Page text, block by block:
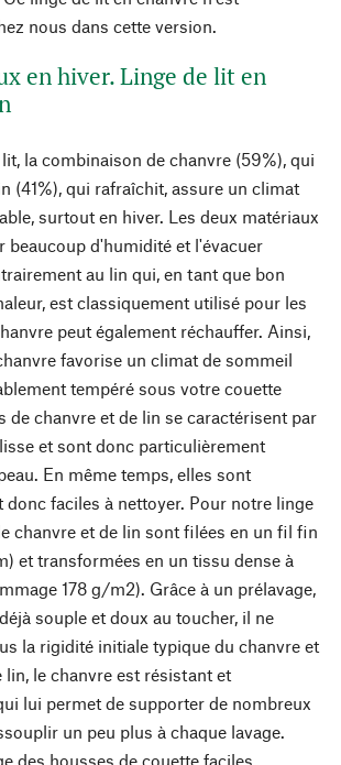
nous dans cette version.
en hiver. Linge de lit en
la combinaison de chanvre (59%), qui
(41%), qui rafraîchit, assure un climat
surtout en hiver. Les deux matériaux
beaucoup d'humidité et l'évacuer
au lin qui, en tant que bon
est classiquement utilisé pour les
peut également réchauffer. Ainsi,
favorise un climat de sommeil
tempéré sous votre couette
de chanvre et de lin se caractérisent par
et sont donc particulièrement
En même temps, elles sont
donc faciles à nettoyer. Pour notre linge
chanvre et de lin sont filées en un fil fin
et transformées en un tissu dense à
178 g/m2). Grâce à un prélavage,
souple et doux au toucher, il ne
la rigidité initiale typique du chanvre et
le chanvre est résistant et
lui permet de supporter de nombreux
un peu plus à chaque lavage.
des housses de couette faciles